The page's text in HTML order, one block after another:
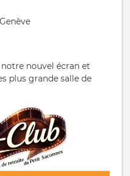
nouvel écran et
plus grande salle de